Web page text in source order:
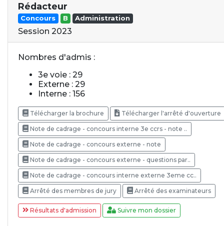
Rédacteur
Concours B Administration
Session 2023
Nombres d'admis :
3e voie : 29
Externe : 29
Interne : 156
Télécharger la brochure Télécharger l'arrêté d'ouverture
Note de cadrage - concours interne 3e ccrs - note ..
Note de cadrage - concours externe - note
Note de cadrage - concours externe - questions par..
Note de cadrage - concours interne externe 3eme cc..
Arrêté des membres de jury Arrêté des examinateurs
Résultats d'admission Suivre mon dossier